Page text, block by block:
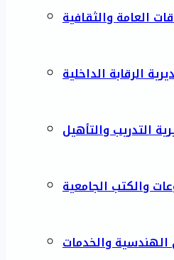
العامة والثقافية
الرقابة الداخلية
التدريب والتأهيل
والكتب الجامعية
الهندسية والخدمات